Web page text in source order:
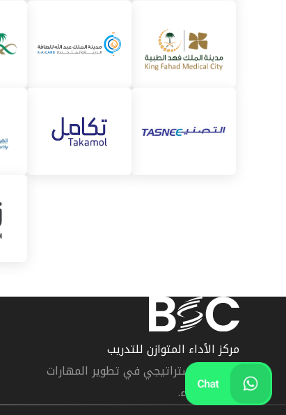
مركز الأداء المتوازن للتدريب
شريكك الاستراتيجي في تطوير المهارات
وتعزيز الأداء.